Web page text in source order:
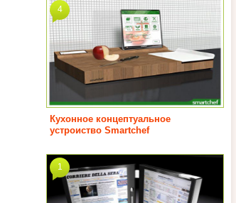
Кухонное концептуальное
устроиство Smartchef
4
1